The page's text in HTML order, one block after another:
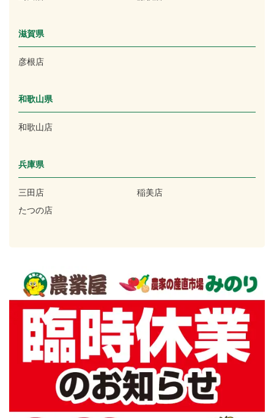
滋賀県
彦根店
和歌山県
和歌山店
兵庫県
三田店
稲美店
たつの店